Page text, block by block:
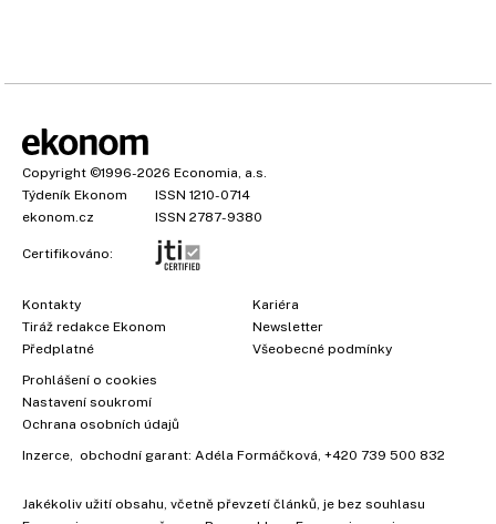
Copyright ©1996-2026 Economia, a.s.
Týdeník Ekonom
ISSN 1210-0714
ekonom.cz
ISSN 2787-9380
Certifikováno:
Kontakty
Tiráž redakce Ekonom
Předplatné
Kariéra
Newsletter
Všeobecné podmínky
Prohlášení o cookies
Nastavení soukromí
Ochrana osobních údajů
Inzerce , obchodní garant: Adéla Formáčková +420 739 500 832
Jakékoliv užití obsahu, včetně převzetí článků, je bez souhlasu